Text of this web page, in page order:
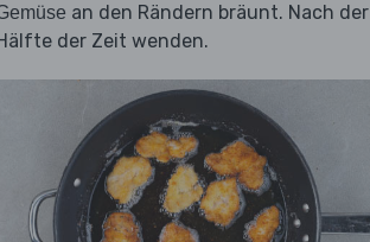
an den Rändern bräunt. Nach der
der Zeit wenden.